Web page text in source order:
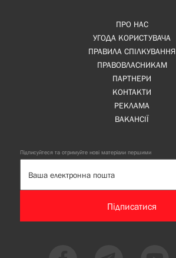
ПРО НАС
УГОДА КОРИСТУВАЧА
ПРАВИЛА СПІЛКУВАННЯ
ПРАВОВЛАСНИКАМ
ПАРТНЕРИ
КОНТАКТИ
РЕКЛАМА
ВАКАНСІЇ
Підписуйтеся та отримуйте нові матеріали першими
Підписатися